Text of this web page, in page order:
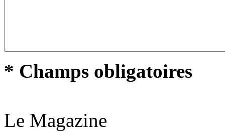
* Champs obligatoires
Le Magazine